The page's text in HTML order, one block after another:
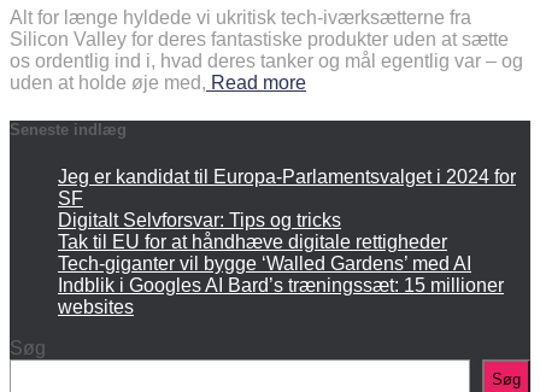
Alt for længe hyldede vi ukritisk tech-iværksætterne fra
Silicon Valley for deres fantastiske produkter uden at sætte
os ordentlig ind i, hvad deres tanker og mål egentlig var – og
uden at holde øje med, Read more
Seneste indlæg
Jeg er kandidat til Europa-Parlamentsvalget i 2024 for
SF
Digitalt Selvforsvar: Tips og tricks
Tak til EU for at håndhæve digitale rettigheder
Tech-giganter vil bygge ‘Walled Gardens’ med AI
Indblik i Googles AI Bard’s træningssæt: 15 millioner
websites
Søg
Søg